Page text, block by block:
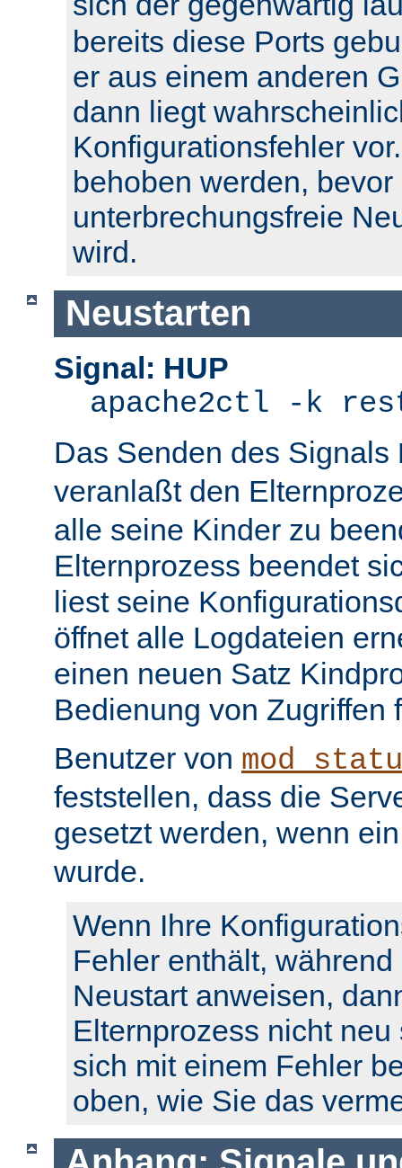
bereits diese Ports
er aus einem anderen
dann liegt
Konfigurationsfehler
behoben werden, bevor
unterbrechungsfreie
wird.
Neustarten
Signal: HUP
apache2ctl -k
Das Senden des Signals
veranlaßt den
alle seine Kinder zu
Elternprozess beendet
liest seine
öffnet alle Logdateien
einen neuen Satz
Bedienung von Zugriffen
Benutzer von
feststellen, dass die
gesetzt werden, wenn
wurde.
Wenn Ihre
Fehler enthält,
Neustart anweisen,
Elternprozess nicht
sich mit einem Fehler
oben, wie Sie das